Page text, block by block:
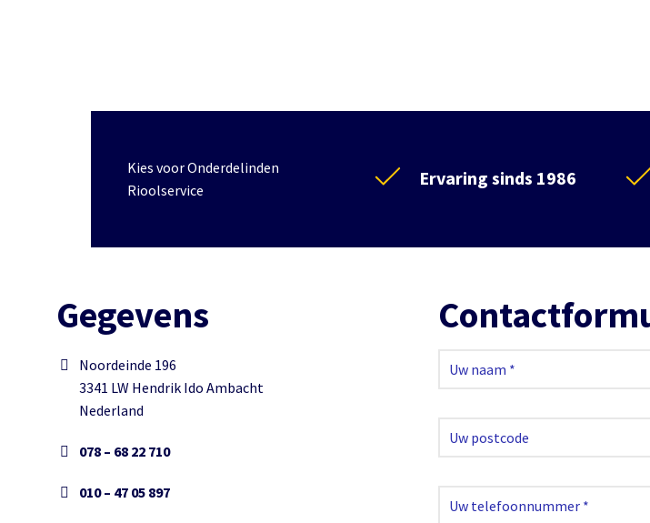
Kies voor Onderdelinden
Rioolservice
Ervaring sinds 1986
Gegevens
Noordeinde 196
3341 LW Hendrik Ido Ambacht
Nederland
078 – 68 22 710
010 – 47 05 897